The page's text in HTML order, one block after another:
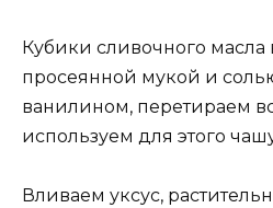
Кубики сливочного
просеянной мукой и
ванилином, перетираем
используем для этого
Вливаем уксус,